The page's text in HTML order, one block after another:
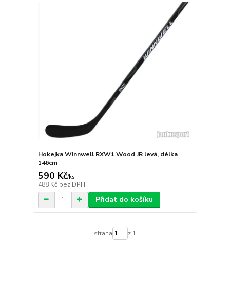
Hokejka Winnwell RXW1 Wood JR levá, délka
146cm
590 Kč/ks
488 Kč bez DPH
Přidat do košíku
strana z 1